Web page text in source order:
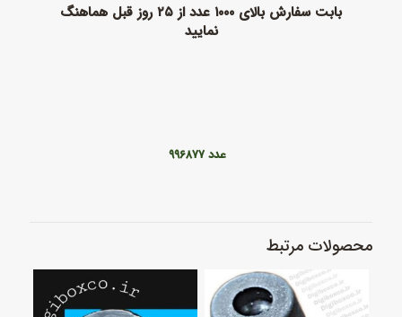
بابت سفارش بالای ۱۰۰۰ عدد از ۲۵ روز قبل هماهنگ
نمایید
عدد ۹۹۶۸۷۷
محصولات مرتبط